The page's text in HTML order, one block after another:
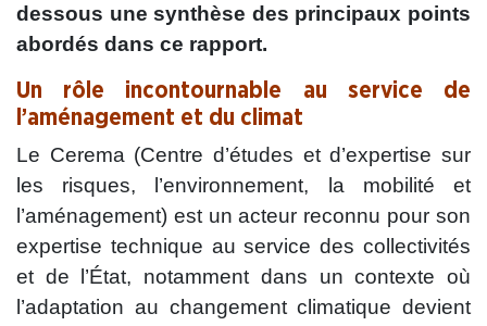
dessous une synthèse des principaux points
abordés dans ce rapport.
Un rôle incontournable au service de
l’aménagement et du climat
Le Cerema (Centre d’études et d’expertise sur
les risques, l’environnement, la mobilité et
l’aménagement) est un acteur reconnu pour son
expertise technique au service des collectivités
et de l’État, notamment dans un contexte où
l’adaptation au changement climatique devient